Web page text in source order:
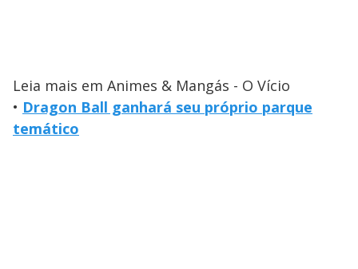
Leia mais em Animes & Mangás - O Vício
• Dragon Ball ganhará seu próprio parque
temático